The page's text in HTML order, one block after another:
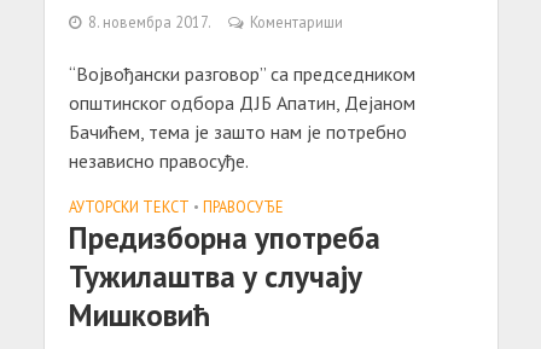
8. новембра 2017. Коментариши
“Војвођански разговор” са председником
општинског одбора ДЈБ Апатин, Дејаном
Бачићем, тема је зашто нам је потребно
независно правосуђе.
АУТОРСКИ ТЕКСТ • ПРАВОСУЂЕ
Предизборна употреба
Тужилаштва у случају
Мишковић